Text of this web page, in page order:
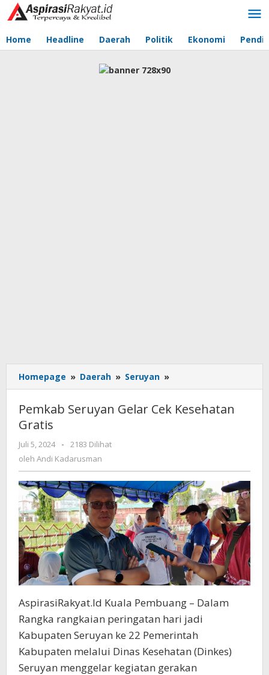
Lewati
ke
Home Headline Daerah Politik Ekonomi
Homepage » Daerah » Seruyan »
Seruyan
Cek
Pemkab Seruyan Gelar Cek Kesehatan
Gratis
Juli 5, 2024
oleh
Andi
-
2183 Dilihat
oleh Andi Kadarusman
AspirasiRakyat.Id Kuala Pembuang – Dalam
Rangka rangkaian peringatan hari jadi
Kabupaten Seruyan ke 22 Pemerintah
Kabupaten melalui Dinas Kesehatan (Dinkes)
Seruyan menggelar kegiatan gerakan